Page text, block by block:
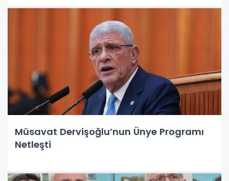
Müsavat Dervişoğlu’nun Ünye Programı
Netleşti